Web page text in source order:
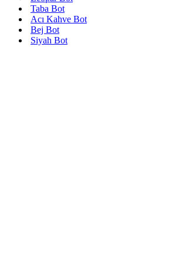
Taba Bot
Acı Kahve Bot
Bej Bot
Siyah Bot